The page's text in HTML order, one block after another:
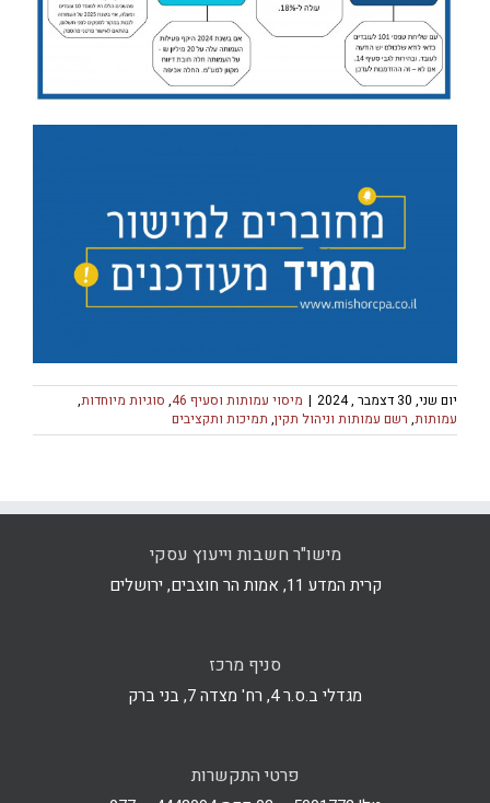
יום שני, 30 דצמבר , 2024 | מיסוי עמותות וסעיף 46 , סוגיות מיוחדות,
עמותות, רשם עמותות וניהול תקין, תמיכות ותקציבים
מישו"ר חשבות וייעוץ עסקי
קרית המדע 11, אמות הר חוצבים, ירושלים
סניף מרכז
מגדלי ב.ס.ר 4, רח' מצדה 7, בני ברק
פרטי התקשרות